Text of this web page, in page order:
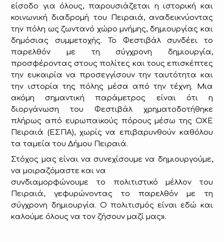
είσοδο για όλους, παρουσιάζεται η ιστορική και
κοινωνική διαδρομή του Πειραιά, αναδεικνύοντας
την πόλη ως ζωντανό χώρο μνήμης, δημιουργίας και
δημόσιας συμμετοχής. Το Φεστιβάλ συνδέει το
παρελθόν με τη σύγχρονη δημιουργία,
προσφέροντας στους πολίτες και τους επισκέπτες
την ευκαιρία να προσεγγίσουν την ταυτότητα και
την ιστορία της πόλης μέσα από την τέχνη. Μια
ακόμη σημαντική παράμετρος είναι ότι η
διοργάνωση του Φεστιβάλ χρηματοδοτήθηκε
πλήρως από ευρωπαϊκούς πόρους μέσω της ΟΧΕ
Πειραιά (ΕΣΠΑ), χωρίς να επιβαρυνθούν καθόλου
τα ταμεία του Δήμου Πειραιά.
Στόχος μας είναι να συνεχίσουμε να δημιουργούμε,
να μοιραζόμαστε και να
συνδιαμορφώνουμε το πολιτιστικό μέλλον του
Πειραιά, γεφυρώνοντας το παρελθόν με τη
σύγχρονη δημιουργία. Ο πολιτισμός είναι εδώ και
καλούμε όλους να τον ζήσουν μαζί μας».